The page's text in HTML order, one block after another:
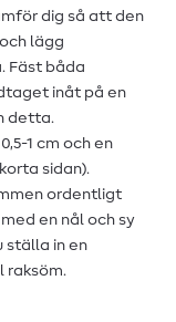
dig så att den
lägg
Fäst båda
inåt på en
detta.
1 cm och en
sidan).
ordentligt
en nål och sy
ställa in en
raksöm.